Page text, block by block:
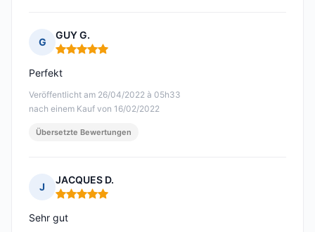
G
GUY G.
Hinweis: 5 von 5
Veröffentlicht am 26/04/2022 à 05h33
nach einem Kauf von 16/02/2022
Perfekt
Übersetzte Bewertungen
J
JACQUES D.
Hinweis: 5 von 5
Sehr gut